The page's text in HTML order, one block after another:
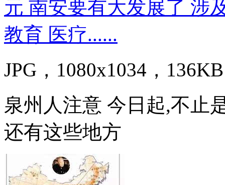
JPG，1080x1034，
泉州人注意 今日起,不止
还有这些地方